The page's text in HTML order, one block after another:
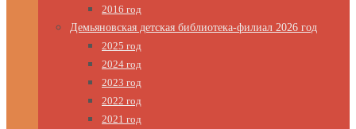
2016 год
Демьяновская детская библиотека-филиал 2026 год
2025 год
2024 год
2023 год
2022 год
2021 год